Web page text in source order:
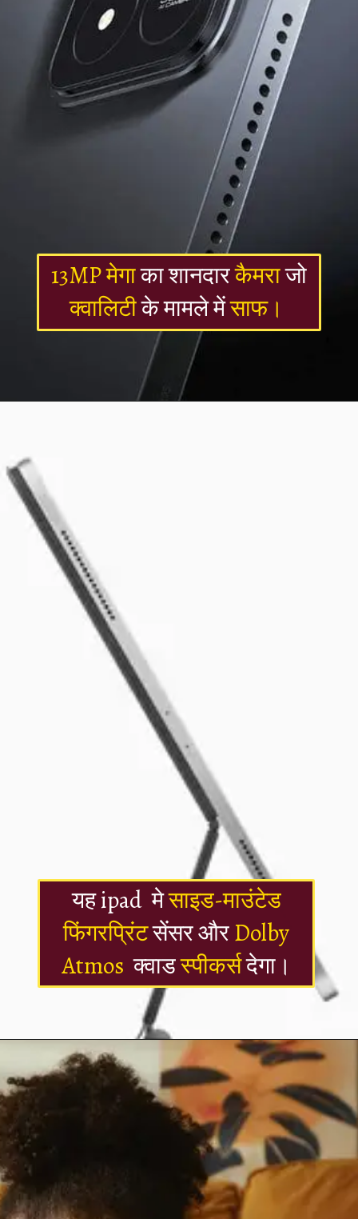
13MP मेगाका शानदारकैमराजो
क्वालिटीके मामले मेंसाफ।
यह ipad मेसाइड-माउंटेड
फिंगरप्रिंटसेंसर औरDolby
Atmos क्वाडस्पीकर्सदेगा।
Openinghttps://newsalerts24.in/web-stories/